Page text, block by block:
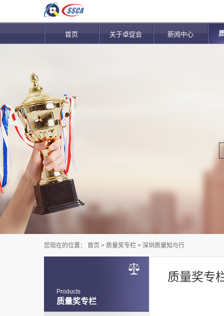
首页 关于卓促会 新闻中心
质量奖专栏
Products
质量奖专
您现在的位置： 首页 > 质量奖专栏 > 深圳质量知与行